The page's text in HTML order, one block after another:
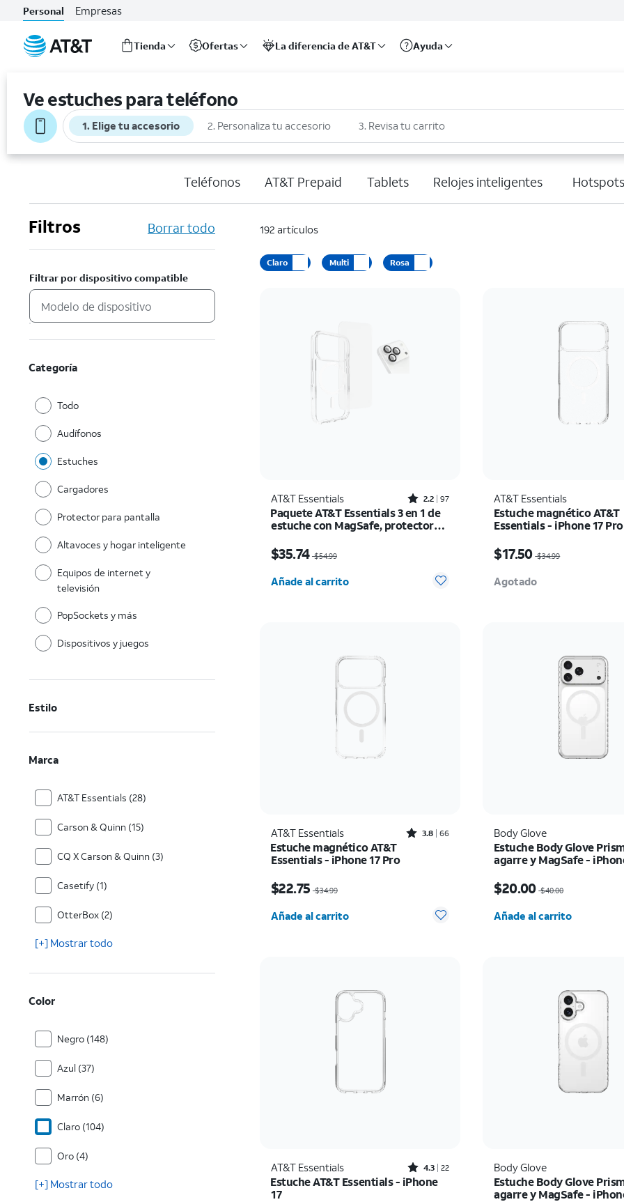
Personal Empresas
Tienda Ofertas La diferencia de AT&T Ayuda
Ve estuches para teléfono
1. Elige tu accesorio 2. Personaliza tu accesorio 3. Revisa tu carrito
Teléfonos AT&T Prepaid Tablets Relojes inteligentes
Filtros Borrar todo
Filtrar por dispositivo compatible
Categoría
Todo
Audífonos
Estuches
Cargadores
Protector para pantalla
Altavoces y hogar inteligente
Equipos de internet y
televisión
PopSockets y más
Dispositivos y juegos
Estilo
Marca
AT&T Essentials (28)
Carson & Quinn (15)
CQ X Carson & Quinn (3)
Casetify (1)
OtterBox (2)
[+] Mostrar todo
Color
Negro (148)
Azul (37)
Marrón (6)
Claro (104)
Oro (4)
[+] Mostrar todo
192 artículos
Claro Multi Rosa
AT&T Essentials Rated2.2out of 5 stars with97reviews
2.2 97
Paquete AT&T Essentials 3 en 1 de
estuche con MagSafe, protector
cámara - iPhone 17 Pro
$35.74 $54.99
Añade al carrito
AT&T Essentials
Estuche magnético AT&T
Essentials - iPhone 17
$17.50 $34.99
Agotado
AT&T Essentials Rated3.8out of 5 stars with66reviews
3.8 66
Estuche magnético AT&T
Essentials - iPhone 17 Pro
$22.75 $34.99
Añade al carrito
Body Glove
Estuche Body Glove
agarre y MagSafe -
$20.00 $40.00
Añade al carrito
AT&T Essentials Rated4.3out of 5 stars with22reviews
4.3 22
Estuche AT&T Essentials - iPhone
17
Body Glove
Estuche Body Glove
agarre y MagSafe -